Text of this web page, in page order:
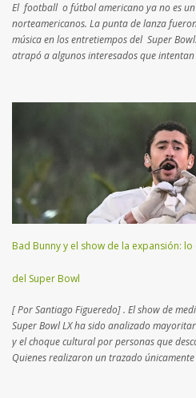
El football o fútbol americano ya no es
norteamericanos. La punta de lanza
música en los entretiempos del Super
atrapó a algunos interesados que intentan
al football como un deporte de contacto .
características más atractivas para
humano ”, como el que practicaban los
reales en un campo abierto. En lugar de
jugadores que se disputan el terreno,
yardas para anotar puntos, trasladando
Super Bowl (o Super Tazón) es la final del
Bad Bunny y el show de la expansión:
del Super Bowl
[ Por Santiago Figueredo] . El show de
Super Bowl LX ha sido analizado
y el choque cultural por personas que
Quienes realizaron un trazado